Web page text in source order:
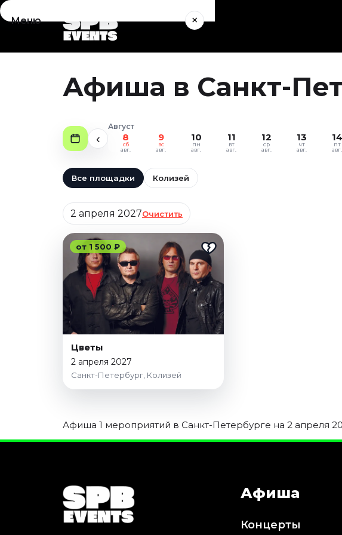
Меню ×
Концерты
Сентябрь 2026
Декабрь 2026
Январь 2027
Сентябрь 2026
Октябрь 2026
Ноябрь 2026
Декабрь 2026
Сентябрь 2026
Октябрь 2026
Ноябрь 2026
Декабрь 2026
Август 2026
Август 2026
Сентябрь 2026
Октябрь 2026
Афиша в Санкт-
‹
Август
8
сб
авг.
9
вс
авг.
10
пн
авг.
11
вт
авг.
12
ср
авг.
13
чт
авг.
14
пт
авг.
Все площадки Колизей
Дата
2 апреля 2027Очистить
от 1 500 ₽
Цветы
2 апреля 2027
Санкт-Петербург, Колизей
Афиша 1 мероприятий в Санкт-Петербурге на 2 апреля
Афиша
Концерты